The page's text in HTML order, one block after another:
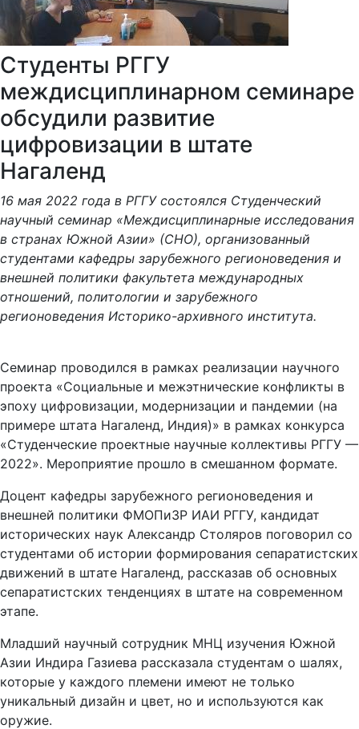
Студенты РГГУ
междисциплинарном семинаре
обсудили развитие
цифровизации в штате
Нагаленд
16 мая 2022 года в РГГУ состоялся Студенческий
научный семинар «Междисциплинарные исследования
в странах Южной Азии» (СНО), организованный
студентами кафедры зарубежного регионоведения и
внешней политики факультета международных
отношений, политологии и зарубежного
регионоведения Историко-архивного института.
Семинар проводился в рамках реализации научного
проекта «Социальные и межэтнические конфликты в
эпоху цифровизации, модернизации и пандемии (на
примере штата Нагаленд, Индия)» в рамках конкурса
«Студенческие проектные научные коллективы РГГУ —
2022». Мероприятие прошло в смешанном формате.
Доцент кафедры зарубежного регионоведения и
внешней политики ФМОПиЗР ИАИ РГГУ, кандидат
исторических наук Александр Столяров поговорил со
студентами об истории формирования сепаратистских
движений в штате Нагаленд, рассказав об основных
сепаратистских тенденциях в штате на современном
этапе.
Младший научный сотрудник МНЦ изучения Южной
Азии Индира Газиева рассказала студентам о шалях,
которые у каждого племени имеют не только
уникальный дизайн и цвет, но и используются как
оружие.